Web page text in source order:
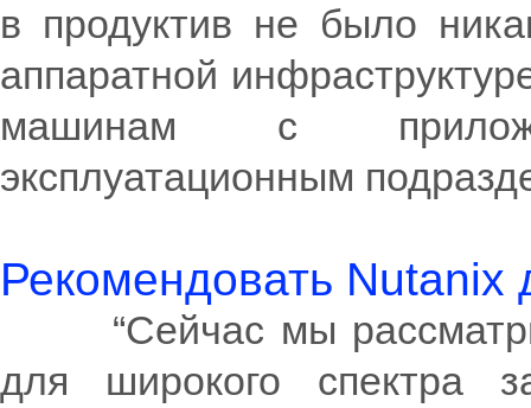
в продуктив не было
аппаратной
машинам с
эксплуатационным
Рекомендовать Nutanix
“Сейчас мы
для широкого спектра